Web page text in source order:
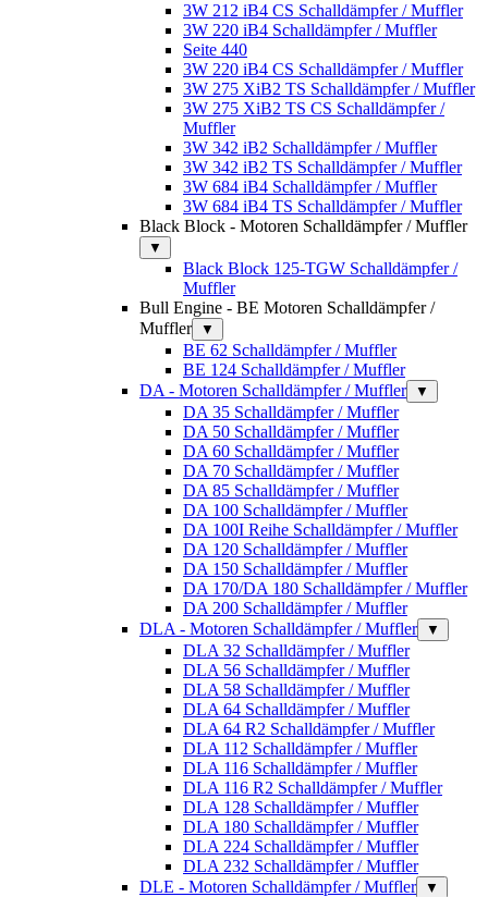
3W 212 iB4 CS Schalldämpfer / Muffler
3W 220 iB4 Schalldämpfer / Muffler
Seite 440
3W 220 iB4 CS Schalldämpfer / Muffler
3W 275 XiB2 TS Schalldämpfer / Muffler
3W 275 XiB2 TS CS Schalldämpfer /
Muffler
3W 342 iB2 Schalldämpfer / Muffler
3W 342 iB2 TS Schalldämpfer / Muffler
3W 684 iB4 Schalldämpfer / Muffler
3W 684 iB4 TS Schalldämpfer / Muffler
Black Block - Motoren Schalldämpfer / Muffler
▼
Black Block 125-TGW Schalldämpfer /
Muffler
Bull Engine - BE Motoren Schalldämpfer /
Muffler
▼
BE 62 Schalldämpfer / Muffler
BE 124 Schalldämpfer / Muffler
DA - Motoren Schalldämpfer / Muffler
▼
DA 35 Schalldämpfer / Muffler
DA 50 Schalldämpfer / Muffler
DA 60 Schalldämpfer / Muffler
DA 70 Schalldämpfer / Muffler
DA 85 Schalldämpfer / Muffler
DA 100 Schalldämpfer / Muffler
DA 100I Reihe Schalldämpfer / Muffler
DA 120 Schalldämpfer / Muffler
DA 150 Schalldämpfer / Muffler
DA 170/DA 180 Schalldämpfer / Muffler
DA 200 Schalldämpfer / Muffler
DLA - Motoren Schalldämpfer / Muffler
▼
DLA 32 Schalldämpfer / Muffler
DLA 56 Schalldämpfer / Muffler
DLA 58 Schalldämpfer / Muffler
DLA 64 Schalldämpfer / Muffler
DLA 64 R2 Schalldämpfer / Muffler
DLA 112 Schalldämpfer / Muffler
DLA 116 Schalldämpfer / Muffler
DLA 116 R2 Schalldämpfer / Muffler
DLA 128 Schalldämpfer / Muffler
DLA 180 Schalldämpfer / Muffler
DLA 224 Schalldämpfer / Muffler
DLA 232 Schalldämpfer / Muffler
DLE - Motoren Schalldämpfer / Muffler
▼